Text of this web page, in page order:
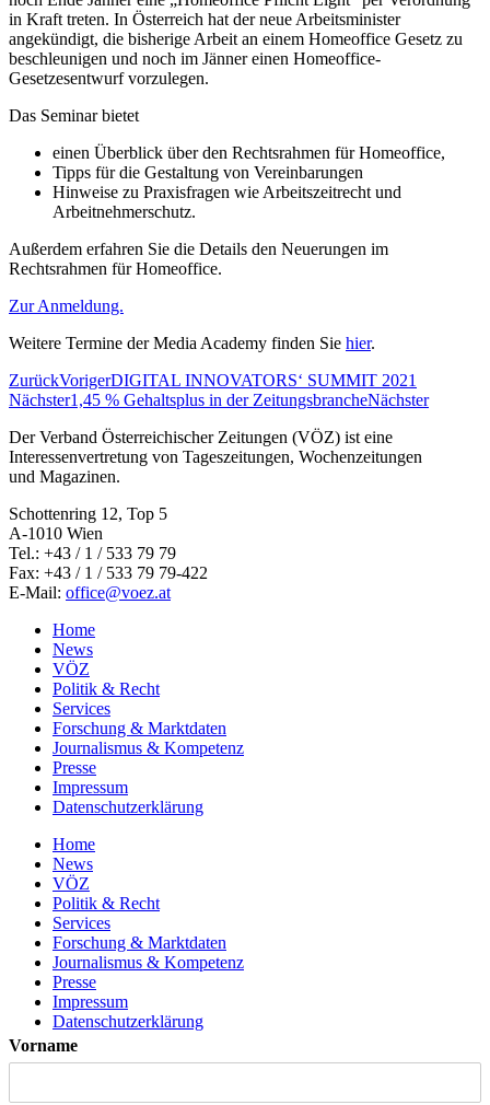
in Kraft treten. In Österreich hat der neue Arbeitsminister
angekündigt, die bisherige Arbeit an einem Homeoffice Gesetz zu
beschleunigen und noch im Jänner einen Homeoffice-
Gesetzesentwurf vorzulegen.
Das Seminar bietet
einen Überblick über den Rechtsrahmen für Homeoffice,
Tipps für die Gestaltung von Vereinbarungen
Hinweise zu Praxisfragen wie Arbeitszeitrecht und
Arbeitnehmerschutz.
Außerdem erfahren Sie die Details den Neuerungen im
Rechtsrahmen für Homeoffice.
Zur Anmeldung.
Weitere Termine der Media Academy finden Sie hier.
ZurückVorigerDIGITAL INNOVATORS‘ SUMMIT 2021
Nächster1,45 % Gehaltsplus in der ZeitungsbrancheNächster
Der Verband Österreichischer Zeitungen (VÖZ) ist eine
Interessenvertretung von Tageszeitungen, Wochenzeitungen
und Magazinen.
Schottenring 12, Top 5
A-1010 Wien
Tel.: +43 / 1 / 533 79 79
Fax: +43 / 1 / 533 79 79-422
E-Mail: office@voez.at
Home
News
VÖZ
Politik & Recht
Services
Forschung & Marktdaten
Journalismus & Kompetenz
Presse
Impressum
Datenschutzerklärung
Home
News
VÖZ
Politik & Recht
Services
Forschung & Marktdaten
Journalismus & Kompetenz
Presse
Impressum
Datenschutzerklärung
Vorname